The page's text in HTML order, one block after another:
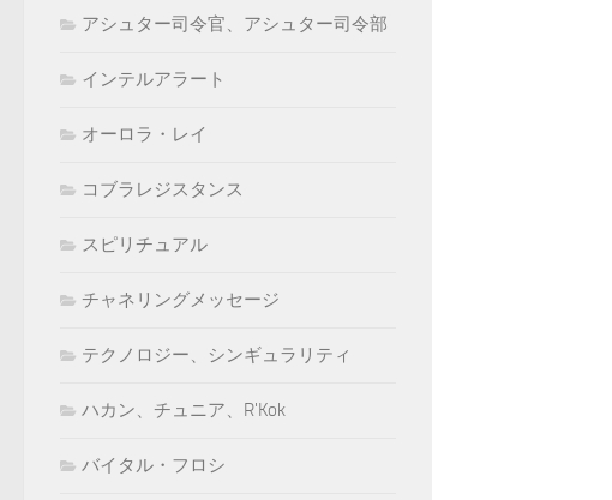
アシュター司令官、アシュター司令部
インテルアラート
オーロラ・レイ
コブラレジスタンス
スピリチュアル
チャネリングメッセージ
テクノロジー、シンギュラリティ
ハカン、チュニア、R'Kok
バイタル・フロシ